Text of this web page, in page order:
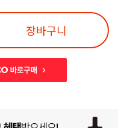
장바구니